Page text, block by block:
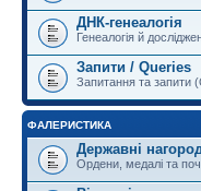
ДНК-генеалогія
Генеалогія й
Запити / Queries
Запитання та запити
ФАЛЕРИСТИКА
Державні
Ордени, медалі та